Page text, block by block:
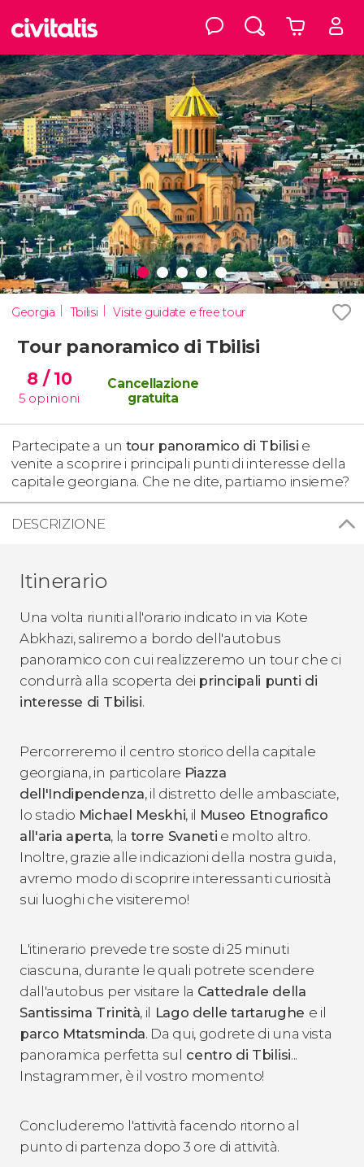
Georgia Tbilisi Visite guidate e free tour
Tour panoramico di Tbilisi
8 / 10
5 opinioni
Cancellazione
gratuita
Partecipate a un tour panoramico di Tbilisi e
venite a scoprire i principali punti di interesse della
capitale georgiana. Che ne dite, partiamo insieme?
DESCRIZIONE
Itinerario
Una volta riuniti all'orario indicato in via Kote
Abkhazi, saliremo a bordo dell'autobus
panoramico con cui realizzeremo un tour che ci
condurrà alla scoperta dei principali punti di
interesse di Tbilisi.
Percorreremo il centro storico della capitale
georgiana, in particolare Piazza
dell'Indipendenza, il distretto delle ambasciate,
lo stadio Michael Meskhi, il Museo Etnografico
all'aria aperta, la torre Svaneti e molto altro.
Inoltre, grazie alle indicazioni della nostra guida,
avremo modo di scoprire interessanti curiosità
sui luoghi che visiteremo!
L'itinerario prevede tre soste di 25 minuti
ciascuna, durante le quali potrete scendere
dall'autobus per visitare la Cattedrale della
Santissima Trinità, il Lago delle tartarughe e il
parco Mtatsminda. Da qui, godrete di una vista
panoramica perfetta sul centro di Tbilisi...
Instagrammer, è il vostro momento!
Concluderemo l'attività facendo ritorno al
punto di partenza dopo 3 ore di attività.